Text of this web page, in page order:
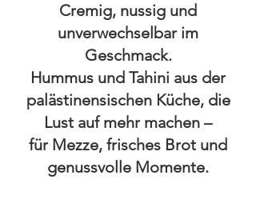
Cremig, nussig und
unverwechselbar im
Geschmack.
Hummus und Tahini aus der
palästinensischen Küche, die
Lust auf mehr machen –
für Mezze, frisches Brot und
genussvolle Momente.